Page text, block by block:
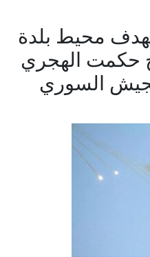
محيط بلدة
حكمت الهجري
السوري